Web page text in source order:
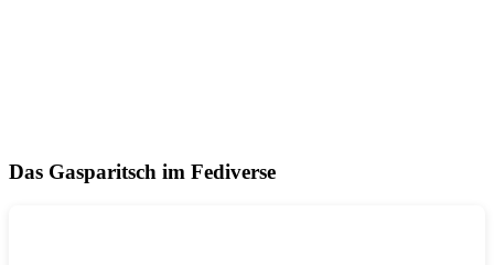
Das Gasparitsch im Fediverse